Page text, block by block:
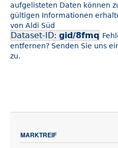
aufgelisteten Daten können
gültigen Informationen
von Aldi Süd
Dataset-ID: gid/8fmq
entfernen? Senden Sie uns
zu.
MARKTREIF